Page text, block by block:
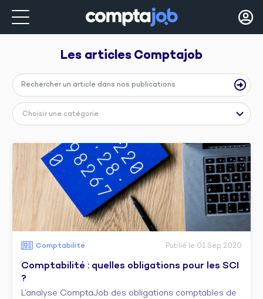
Les articles Comptajob
Choisir une catégorie
Comptabilité Publié le 01 Sep 2020
Comptabilité : quelles obligations pour les SCI
?
L’analyse ComptaJob des obligations comptables de